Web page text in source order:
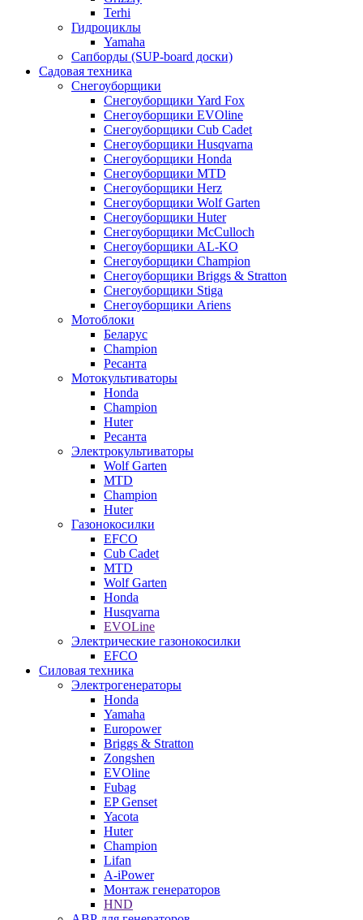
Terhi
Гидроциклы
Yamaha
Сапборды (SUP-board доски)
Садовая техника
Снегоуборщики
Снегоуборщики Yard Fox
Снегоуборщики EVOline
Снегоуборщики Cub Cadet
Снегоуборщики Husqvarna
Снегоуборщики Honda
Снегоуборщики MTD
Снегоуборщики Herz
Снегоуборщики Wolf Garten
Снегоуборщики Huter
Снегоуборщики McCulloch
Снегоуборщики AL-KO
Снегоуборщики Champion
Снегоуборщики Briggs & Stratton
Снегоуборщики Stiga
Снегоуборщики Ariens
Мотоблоки
Беларус
Champion
Ресанта
Мотокультиваторы
Honda
Champion
Huter
Ресанта
Электрокультиваторы
Wolf Garten
MTD
Champion
Huter
Газонокосилки
EFCO
Cub Cadet
MTD
Wolf Garten
Honda
Husqvarna
EVOLine
Электрические газонокосилки
EFCO
Силовая техника
Электрогенераторы
Honda
Yamaha
Europower
Briggs & Stratton
Zongshen
EVOline
Fubag
EP Genset
Yacota
Huter
Champion
Lifan
A-iPower
Монтаж генераторов
HND